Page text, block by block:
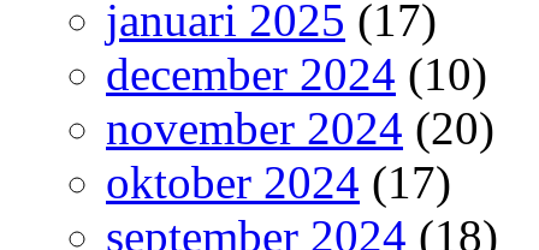
januari 2025 (17)
december 2024 (10)
november 2024 (20)
oktober 2024 (17)
september 2024 (18)